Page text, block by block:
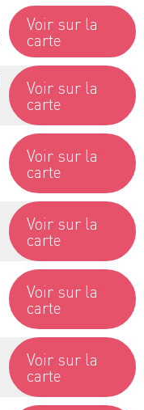
Voir sur la
carte
Voir sur la
carte
Voir sur la
carte
Voir sur la
carte
Voir sur la
carte
Voir sur la
carte